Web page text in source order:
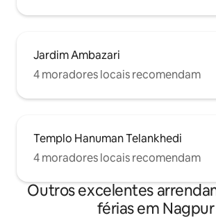
Jardim Ambazari
4 moradores locais recomendam
Templo Hanuman Telankhedi
4 moradores locais recomendam
Outros excelentes
férias em Nagpur